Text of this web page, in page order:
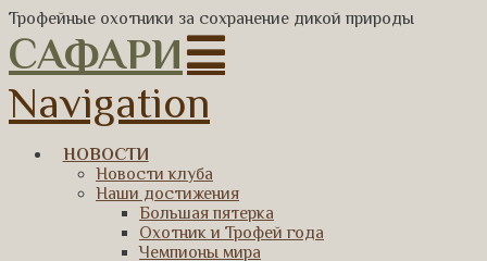
Трофейные охотники за сохранение дикой природы
САФАРИ
Navigation
НОВОСТИ
Новости клуба
Наши достижения
Большая пятерка
Охотник и Трофей года
Чемпионы мира